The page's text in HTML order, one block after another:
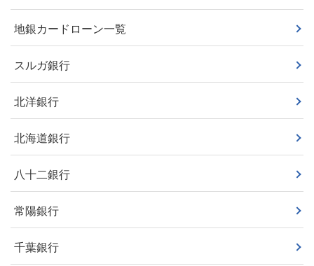
地銀カードローン一覧
スルガ銀行
北洋銀行
北海道銀行
八十二銀行
常陽銀行
千葉銀行